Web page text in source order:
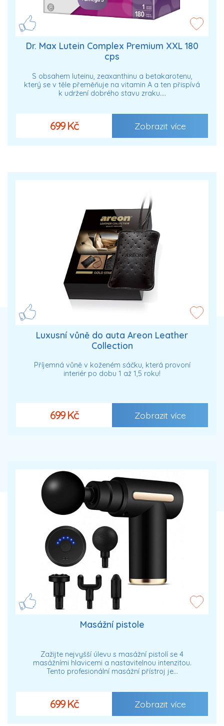
Dr. Max Lutein Complex Premium XXL 180
cps
S obsahem luteinu, zeaxanthinu a betakarotenu,
který se v těle přeměňuje na vitamin A a ten přispívá
k udržení dobrého stavu zraku.…
699 Kč Zobrazit více
Luxusní vůně do auta Areon Leather
Collection
Příjemná vůně v koženém sáčku, která provoní
interiér po dobu 1 až 1,5 roku!
699 Kč Zobrazit více
Masážní pistole
Zažijte nejvyšší úlevu s masážní pistolí se 4
masážními hlavicemi a nastavitelnou intenzitou.
Tento profesionální masážní přístroj je…
699 Kč Zobrazit více